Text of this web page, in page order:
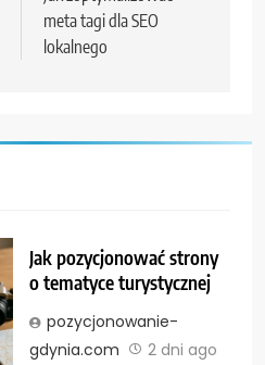
meta tagi dla SEO
lokalnego
Jak pozycjonować strony
o tematyce turystycznej
pozycjonowanie-
gdynia.com
2 dni ago